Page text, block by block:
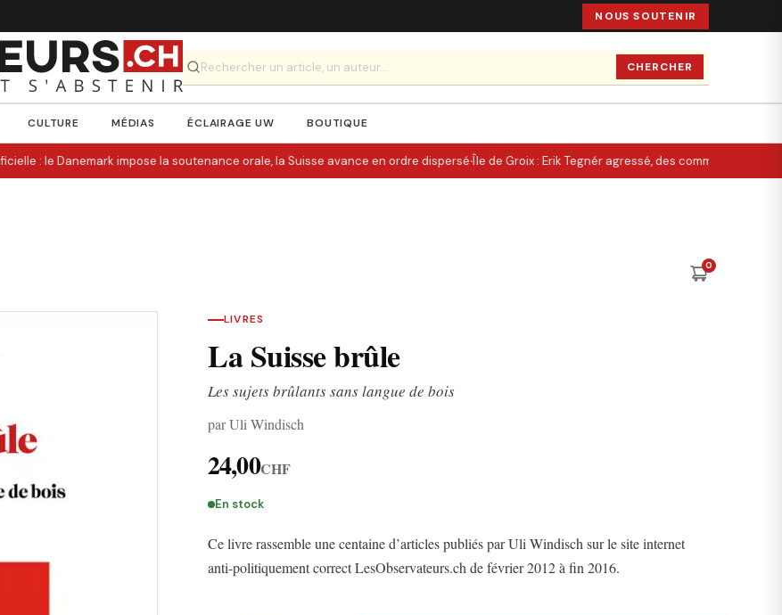
NOUS SOUTENIR
CHERCHER
CULTURE MÉDIAS ÉCLAIRAGE UW BOUTIQUE
: le Danemark impose la soutenance orale, la Suisse avance en ordre dispersé·Île de Groix : Erik Tegnér agressé, des commentaires
0
LIVRES
La Suisse brûle
Les sujets brûlants sans langue de bois
par Uli Windisch
24,00CHF
En stock
Ce livre rassemble une centaine d’articles publiés par Uli Windisch sur le site internet
anti-politiquement correct LesObservateurs.ch de février 2012 à fin 2016.